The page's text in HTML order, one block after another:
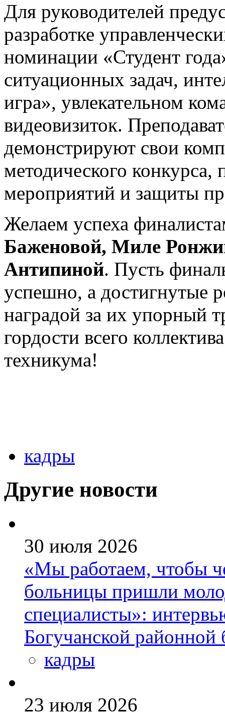
Для руководителей
разработке
номинации «Студент
ситуационных задач,
игра», увлекательном
видеовизиток.
демонстрируют свои
методического конкурса,
мероприятий и защиты
Желаем успеха
Баженовой, Миле
Антипиной. Пусть
успешно, а достигнутые
наградой за их упорный
гордости всего
техникума!
кадры
Другие новости
30 июля 2026
«Мы работаем, чтобы
больницы пришли
специалисты»:
Богучанской
кадры
23 июля 2026